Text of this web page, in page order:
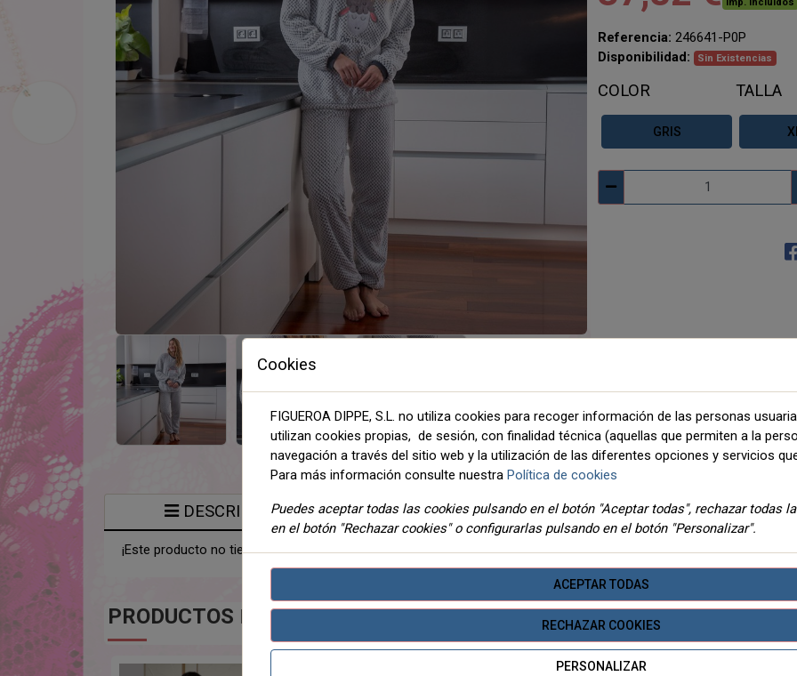
Imp. Incluidos
Referencia: 246641-P0P
Disponibilidad:
Sin Existencias
COLOR
GRIS
TALLA
DESCRIPCIÓN DETALLES ADJUNTOS
¡Este producto no tiene descripción!
PRODUCTOS DE LA MISMA CATEGORIA
Cookies
FIGUEROA DIPPE, S.L. no utiliza cookies para recoger información de las personas
utilizan cookies propias, de sesión, con finalidad técnica (aquellas que permiten a la
navegación a través del sitio web y la utilización de las diferentes opciones y servicios
Para más información consulte nuestra Política de cookies
Puedes aceptar todas las cookies pulsando en el botón "Aceptar todas", rechazar todas
en el botón "Rechazar cookies" o configurarlas pulsando en el botón "Personalizar".
ACEPTAR TODAS
RECHAZAR COOKIES
PERSONALIZAR